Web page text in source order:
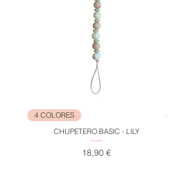
4 COLORES
CHUPETERO BASIC - LILY
Precio
18,90 €